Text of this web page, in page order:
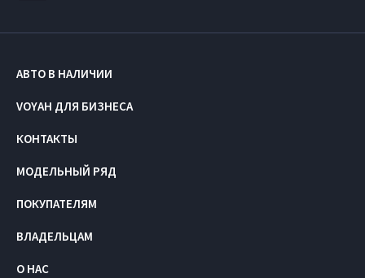
АВТО В НАЛИЧИИ
VOYAH ДЛЯ БИЗНЕСА
КОНТАКТЫ
МОДЕЛЬНЫЙ РЯД
ПОКУПАТЕЛЯМ
ВЛАДЕЛЬЦАМ
О НАС